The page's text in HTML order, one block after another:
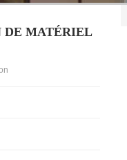
DE MATÉRIEL